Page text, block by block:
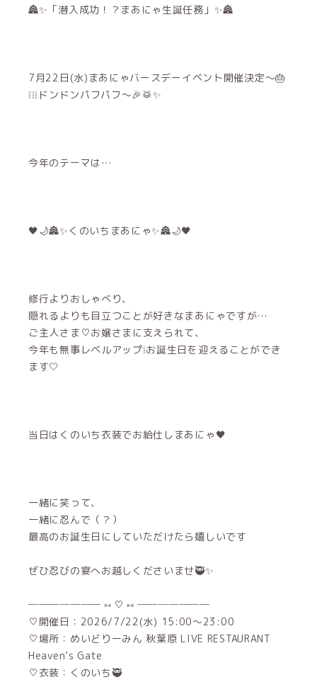
🏯✨「潜入成功！？まあにゃ生誕任務」✨🏯
7月22日(水)まあにゃバースデーイベント開催決定〜🎂
❕❕❕ドンドンパフパフ〜🎉🥁✨
今年のテーマは…
🖤🌙🏯✨くのいちまあにゃ✨🏯🌙🖤
修行よりおしゃべり、
隠れるよりも目立つことが好きなまあにゃですが…
ご主人さま♡お嬢さまに支えられて、
今年も無事レベルアップ❕お誕生日を迎えることができ
ます🤍
当日はくのいち衣装でお給仕しまあにゃ🖤
一緒に笑って、
一緒に忍んで（？）
最高のお誕生日にしていただけたら嬉しいです
ぜひ忍びの宴へお越しくださいませ🥷✨
─────── ⑅ ♡ ⑅ ───────
♡開催日：2026/7/22(水) 15:00〜23:00
♡場所：めいどりーみん 秋葉原 LIVE RESTAURANT
Heaven’s Gate
♡衣装：くのいち🥷